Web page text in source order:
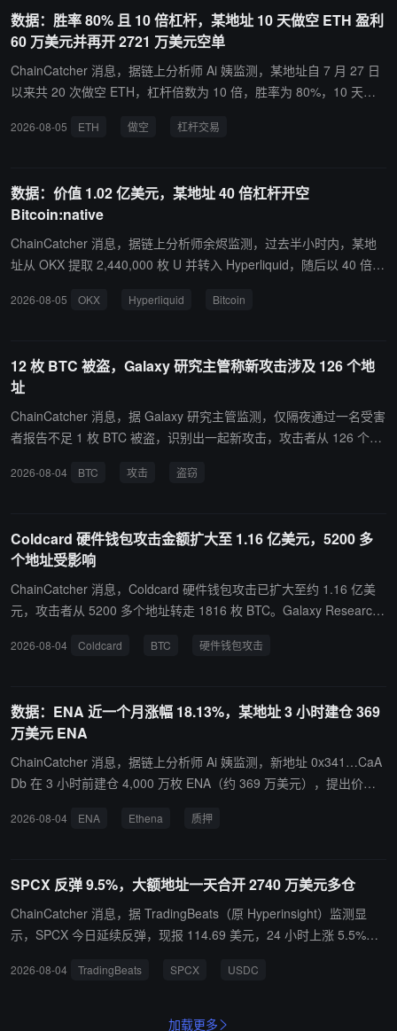
案，并利用提案公开与冻结实际生效之间的时间差实施抢跑转移。该
机制导致涉案资金冻结失败，并削弱制裁、反洗钱及执法协查措施的
实际效果。
数据：胜率 80% 且 10 倍杠杆，某地址 10 天做空 ETH 盈利
60 万美元并再开 2721 万美元空单
ChainCatcher 消息，据链上分析师 Ai 姨监测，某地址自 7 月 27 日
以来共 20 次做空 ETH，杠杆倍数为 10 倍，胜率为 80%，10 天盈
前再次开启 14,519.62 枚 ETH 空单，价值 27,210,000 美元，开仓
2026-08-05 ETH 做空 杠杆交易
数据：价值 1.02 亿美元，某地址 40 倍杠杆开空
Bitcoin:native
ChainCatcher 消息，据链上分析师余烬监测，过去半小时内，某地
址从 OKX 提取 2,440,000 枚 U 并转入 Hyperliquid，随后以 40 倍杠
清算价为 64,889 美元，清算价距离现价约 900 美元。
2026-08-05 OKX Hyperliquid Bitcoin
12 枚 BTC 被盗，Galaxy 研究主管称新攻击涉及 126 个地
址
ChainCatcher 消息，据 Galaxy 研究主管监测，仅隔夜通过一名受害
者报告不足 1 枚 BTC 被盗，识别出一起新攻击，攻击者从 126 个地
2026-08-04 BTC 攻击 盗窃
Coldcard 硬件钱包攻击金额扩大至 1.16 亿美元，5200 多
个地址受影响
ChainCatcher 消息，Coldcard 硬件钱包攻击已扩大至约 1.16 亿美
元，攻击者从 5200 多个地址转走 1816 枚 BTC。Galaxy Research
y Research 负责人 Alex Thorn 表示，最新活动可能是“第四轮有组织
间。事件根源被追溯至 2021 年 Coldcard 部分设备固件更新，该更
新将钱包种子生成流程从硬件随机源改为可预测的软件模式。加拿大
制造商 Coinkite 建议，曾在 Coldcard 设备上生成钱包种子的用户尽
快将资金转至新安全钱包。
2026-08-04 Coldcard BTC 硬件钱包攻击
数据：ENA 近一个月涨幅 18.13%，某地址 3 小时建仓 369
万美元 ENA
ChainCatcher 消息，据链上分析师 Ai 姨监测，新地址 0x341…CaA
Db 在 3 小时前建仓 4,000 万枚 ENA（约 369 万美元），提出价格
2026-08-04 ENA Ethena 质押
SPCX 反弹 9.5%，大额地址一天合开 2740 万美元多仓
ChainCatcher 消息，据 TradingBeats（原 Hyperinsight）监测显
示，SPCX 今日延续反弹，现报 114.69 美元，24 小时上涨 5.5%，
多单，目前合计持有 23.88 万份，仓位价值约 2738.6 万美元，加权
2026-08-04 TradingBeats SPCX USDC
加载更多